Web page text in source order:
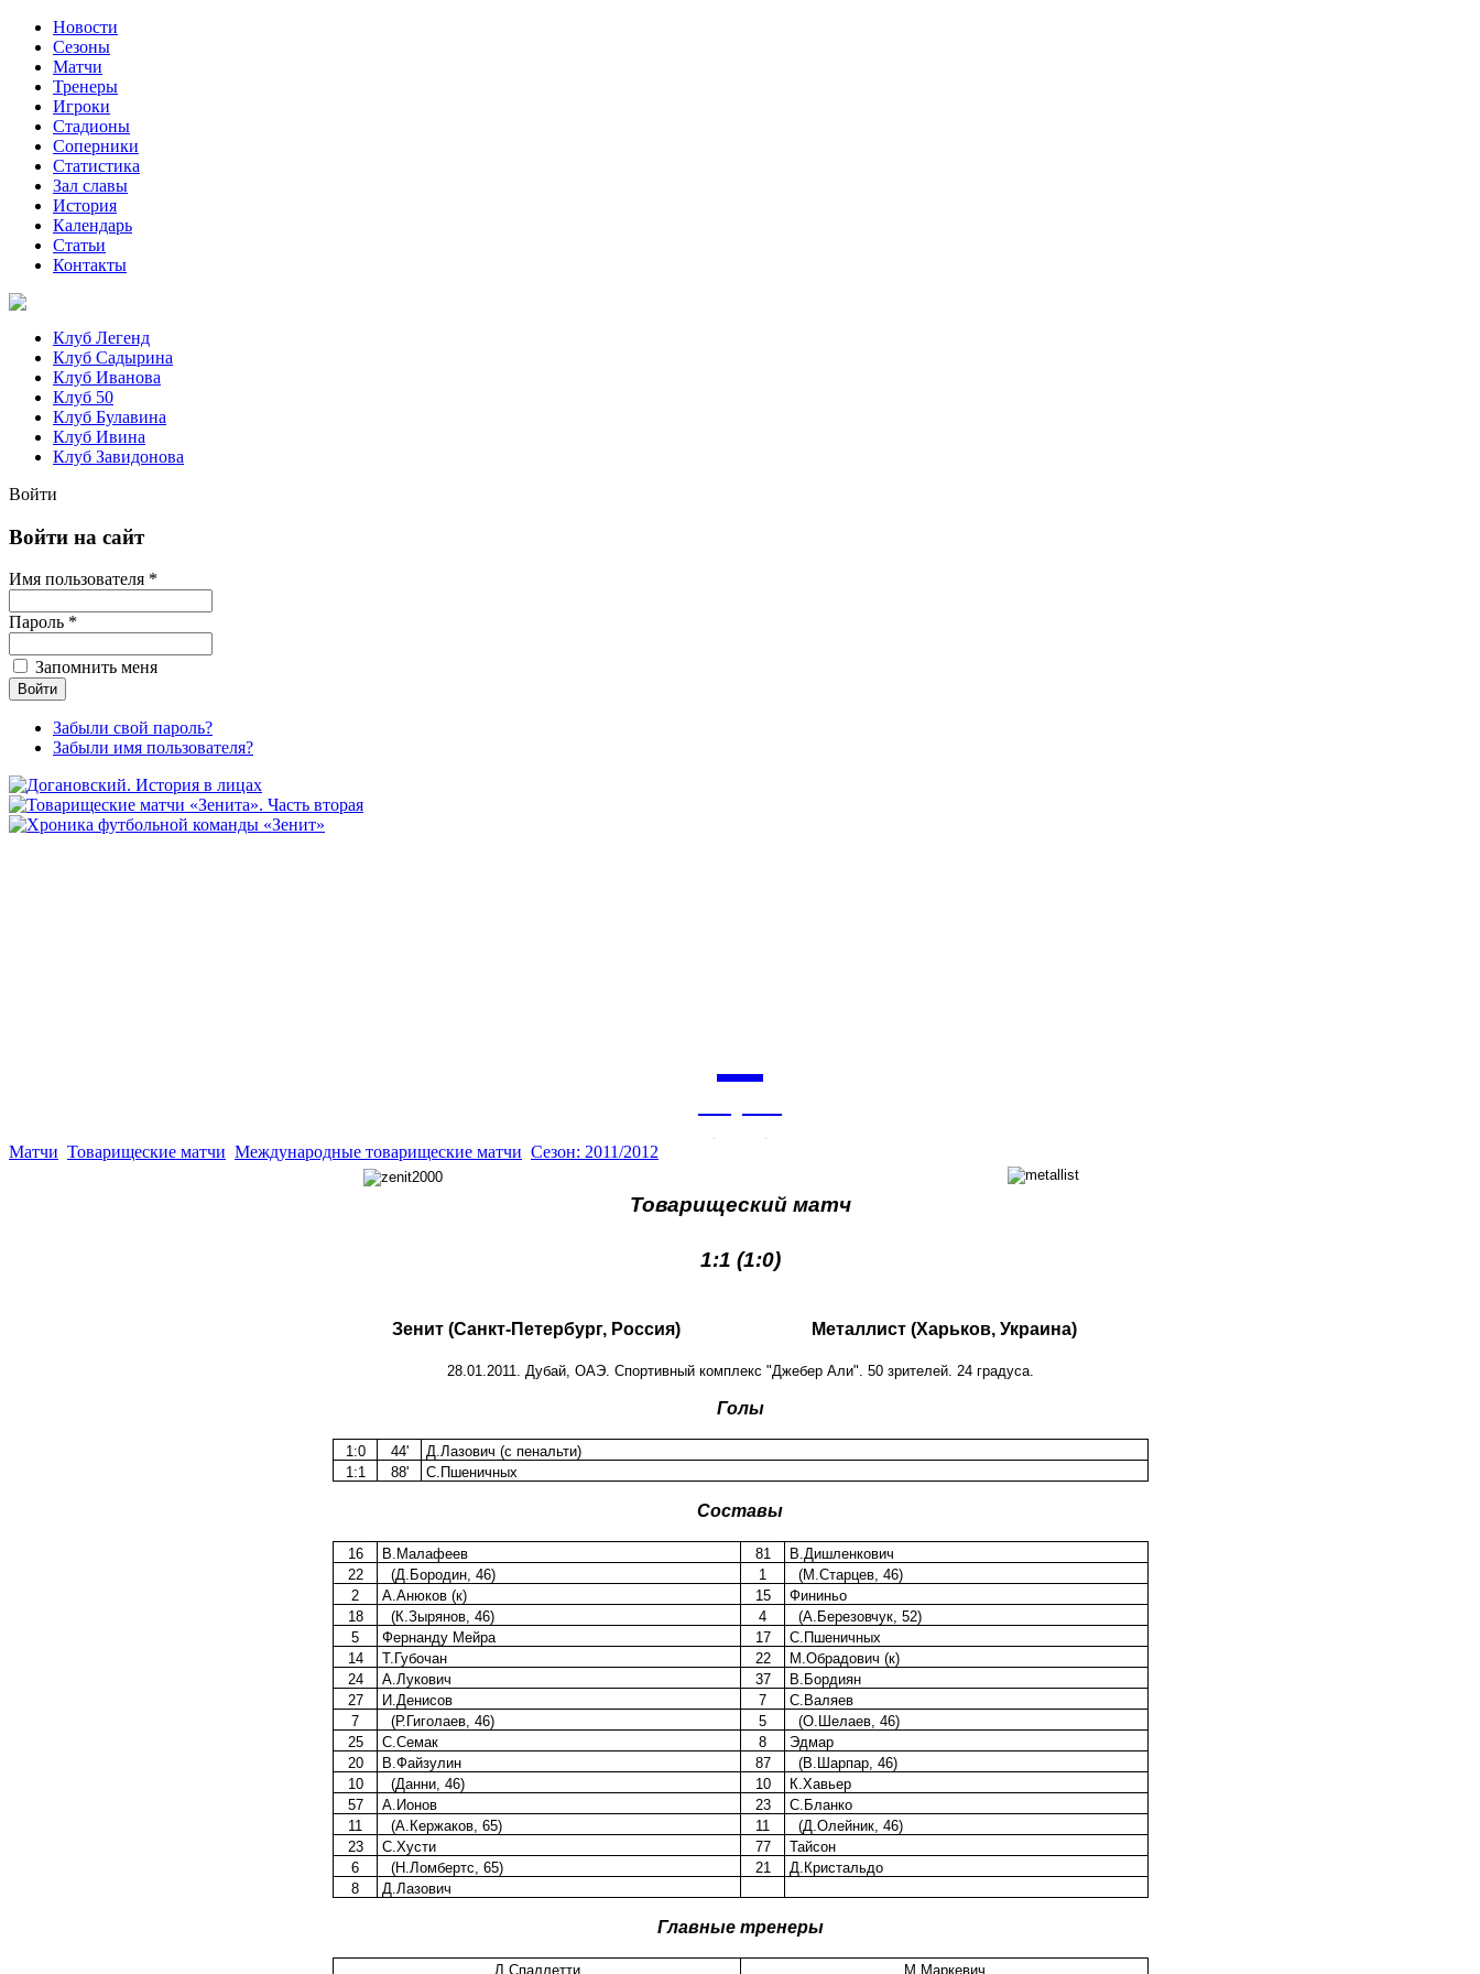
Новости
Сезоны
Матчи
Тренеры
Игроки
Стадионы
Соперники
Статистика
Зал славы
История
Календарь
Статьи
Контакты
Клуб Легенд
Клуб Садырина
Клуб Иванова
Клуб 50
Клуб Булавина
Клуб Ивина
Клуб Завидонова
Войти
Войти на сайт
Имя пользователя *
Пароль *
Запомнить меня
Забыли свой пароль?
Забыли имя пользователя?
Матчи Товарищеские матчи Международные товарищеские матчи Сезон: 2011/2012
Товарищеский матч
1:1 (1:0)
Зенит (Санкт-Петербург, Россия) Металлист (Харьков, Украина)
28.01.2011. Дубай, ОАЭ. Спортивный комплекс "Джебер Али". 50 зрителей. 24 градуса.
Голы
1:0 44'
Д.Лазович (с пенальти)
1:1
88' С.Пшеничных
Составы
16 В.Малафеев 81
В.Дишленкович
22
(Д.Бородин, 46) 1
(М.Старцев, 46)
2
А.Анюков (к) 15
Фининьо
18
(К.Зырянов, 46) 4
(А.Березовчук, 52)
5
Фернанду Мейра 17
С.Пшеничных
14
Т.Губочан 22
М.Обрадович (к)
24
А.Лукович 37
В.Бордиян
27
И.Денисов 7
С.Валяев
7
(Р.Гиголаев, 46) 5
(О.Шелаев, 46)
25
С.Семак 8
Эдмар
20
В.Файзулин 87
(В.Шарпар, 46)
10
(Данни, 46) 10
К.Хавьер
57
А.Ионов 23
С.Бланко
11
(А.Кержаков, 65) 11
(Д.Олейник, 46)
23
С.Хусти 77
Тайсон
6
(Н.Ломбертс, 65) 21
Д.Кристальдо
8
Д.Лазович
Главные тренеры
Л.Спаллетти М.Маркевич